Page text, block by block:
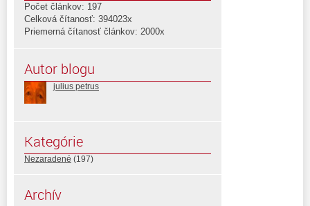
Počet článkov: 197
Celková čítanosť: 394023x
Priemerná čítanosť článkov: 2000x
Autor blogu
julius petrus
Kategórie
Nezaradené (197)
Archív